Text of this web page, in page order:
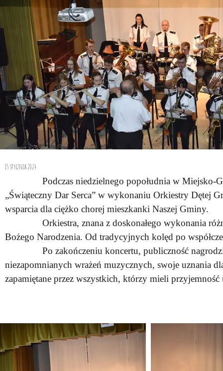
15 stycznia 2024
Podczas niedzielnego popołudnia w Miejsko-
„Świąteczny Dar Serca” w wykonaniu Orkiestry Dętej
wsparcia dla ciężko chorej mieszkanki Naszej Gminy.
Orkiestra, znana z doskonałego wykonania
Bożego Narodzenia. Od tradycyjnych kolęd po
Po zakończeniu koncertu, publiczność nagrodziła
niezapomnianych wrażeń muzycznych, swoje uznania
zapamiętane przez wszystkich, którzy mieli